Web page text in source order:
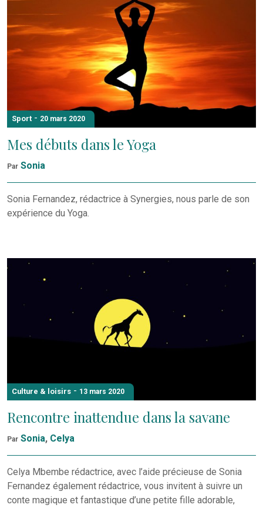
Sport - 20 mars 2020
Mes débuts dans le Yoga
Par Sonia
Sonia Fernandez, rédactrice à Synergies, nous parle de son
expérience du Yoga.
Culture & loisirs - 13 mars 2020
Rencontre inattendue dans la savane
Par Sonia, Celya
Celya Mbembe rédactrice, avec l’aide précieuse de Sonia
Fernandez également rédactrice, vous invitent à suivre un
conte magique et fantastique d’une petite fille adorable,